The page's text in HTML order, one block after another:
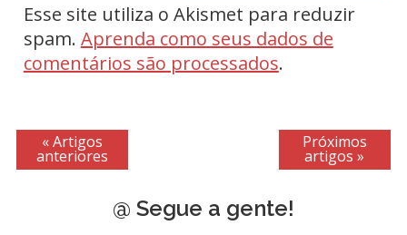
Esse site utiliza o Akismet para reduzir
spam. Aprenda como seus dados de
comentários são processados.
« Artigos
anteriores
Próximos
artigos »
@ Segue a gente!